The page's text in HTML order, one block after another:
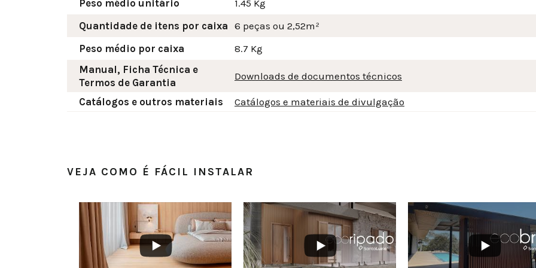
Peso médio unitário
1.45 Kg
Quantidade de itens por caixa 6 peças ou 2,52m²
Peso médio por caixa
8.7 Kg
Manual, Ficha Técnica e
Termos de Garantia
Downloads de documentos técnicos
Catálogos e outros materiais Catálogos e materiais de divulgação
VEJA COMO É FÁCIL INSTALAR
YouTube Video UEx3ZXlpVS1YZl9FMEQ3NjNWMllmTkdRR2NMQ3VOdXdvUy4wMTYxQzVBRDI1NEVDQUZE
YouTube Video YouTube Video